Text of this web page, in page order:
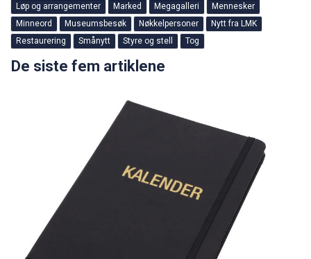
Løp og arrangementer
Marked Megagalleri
Mennesker
Minneord
Museumsbesøk Nøkkelpersoner
Nytt fra LMK
Restaurering
Smånytt Styre og stell Tog
De siste fem artiklene